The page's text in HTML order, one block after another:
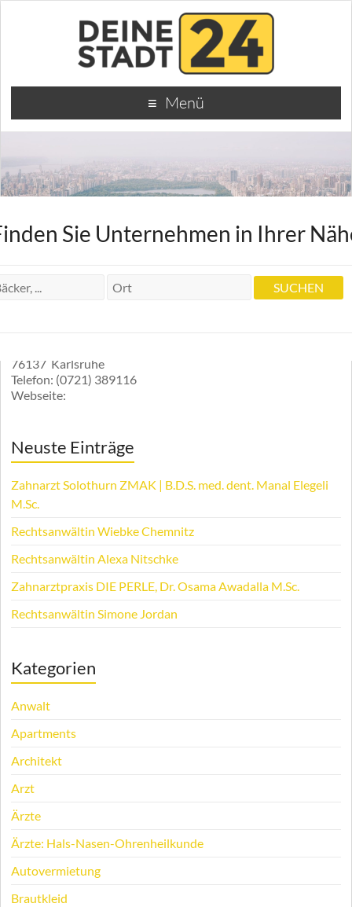
Menü
Sie Unternehmen in Ihrer
76137 Karlsruhe
Telefon: (0721) 389116
Webseite:
Neuste Einträge
Zahnarzt Solothurn ZMAK | B.D.S. med. dent. Manal Elegeli
M.Sc.
Rechtsanwältin Wiebke Chemnitz
Rechtsanwältin Alexa Nitschke
Zahnarztpraxis DIE PERLE, Dr. Osama Awadalla M.Sc.
Rechtsanwältin Simone Jordan
Kategorien
Anwalt
Apartments
Architekt
Arzt
Ärzte
Ärzte: Hals-Nasen-Ohrenheilkunde
Autovermietung
Brautkleid